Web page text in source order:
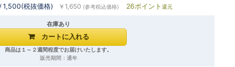
1,500(税抜価格) ￥1,650 (参考税込価格) 26ポイント 還元
在庫あり
商品は１～２週間程度でお届けいたします。
販売期間：通年